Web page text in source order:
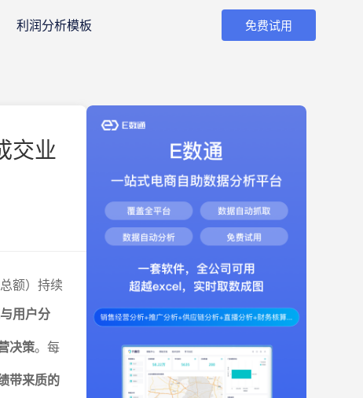
利润分析模板 免费试用
交业
额）持续
用户分
决策。每
带来质的